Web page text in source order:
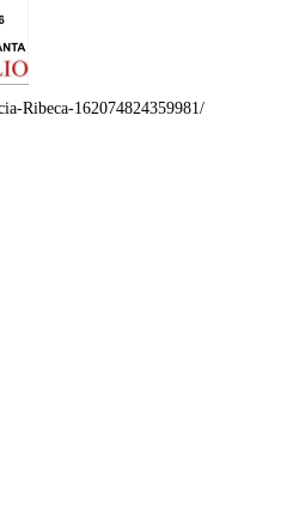
Ribeca-162074824359981/